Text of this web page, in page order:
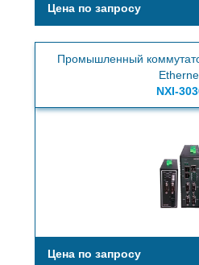
Цена по запросу
Промышленный
NXI-
Цена по запросу